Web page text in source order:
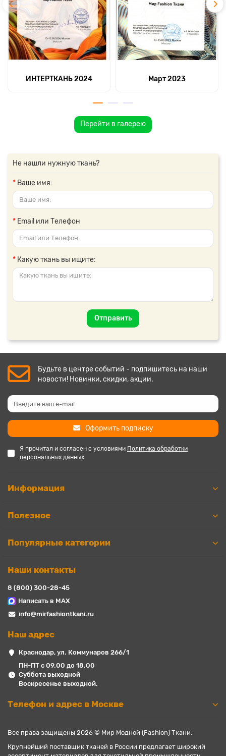
ИНТЕРТКАНЬ 2024 Март 2023
Перейти в галерею
Не нашли нужную ткань?
Ваше имя:
Email или Телефон
Какую ткань вы ищите:
Отправить
Будьте в центре событий - подпишитесь на наши
новости! Новинки, скидки, акции.
Оформить подписку
Я прочитал и согласен с условиями Политика обработки
персональных данных
Информация
Полезное
Популярные категории
Наши контакты
8 (800) 300-28-45
Написать в MAX
info@mirfashiontkani.ru
Наш адрес
Краснодар, ул. Коммунаров 266/1
ПН-ПТ с 09.00 до 18.00
Суббота выходной
Воскресенье выходной.
Телефон и адрес в Москве
Все права защищены 2026 © Мир Модной (Fashion) Ткани.
Крупнейший поставщик тканей в России предлагает широкий